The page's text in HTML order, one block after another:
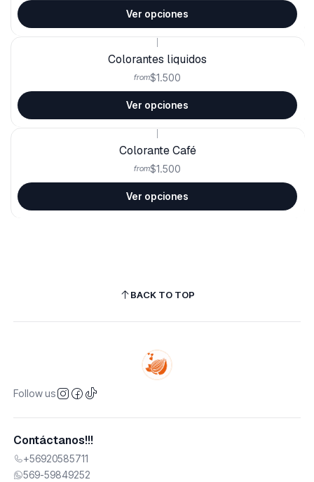
Ver opciones
Colorantes liquidos
from$1.500
Ver opciones
Colorante Café
from$1.500
Ver opciones
BACK TO TOP
Follow us
Contáctanos!!!
+56920585711
569-59849252